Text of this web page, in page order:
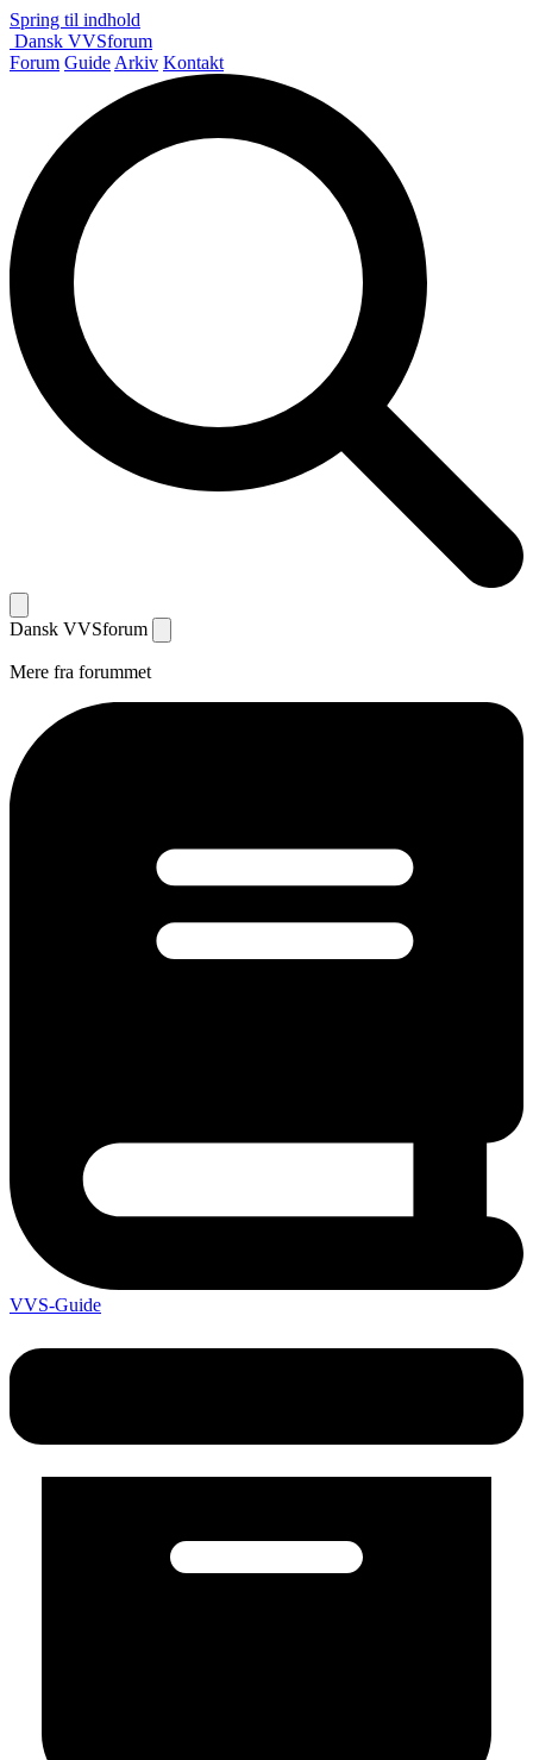
Spring til indhold
Dansk VVSforum
Forum Guide Arkiv Kontakt
Dansk VVSforum
Mere fra forummet
VVS-Guide